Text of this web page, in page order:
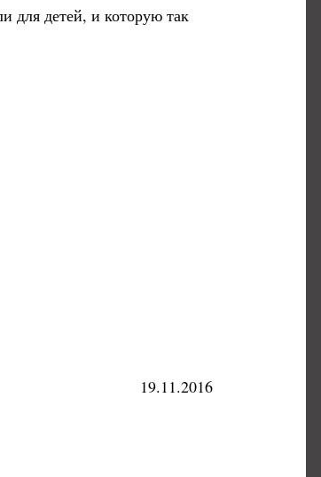
для детей, и которую так
19.11.2016